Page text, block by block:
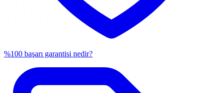
%100 başarı garantisi nedir?